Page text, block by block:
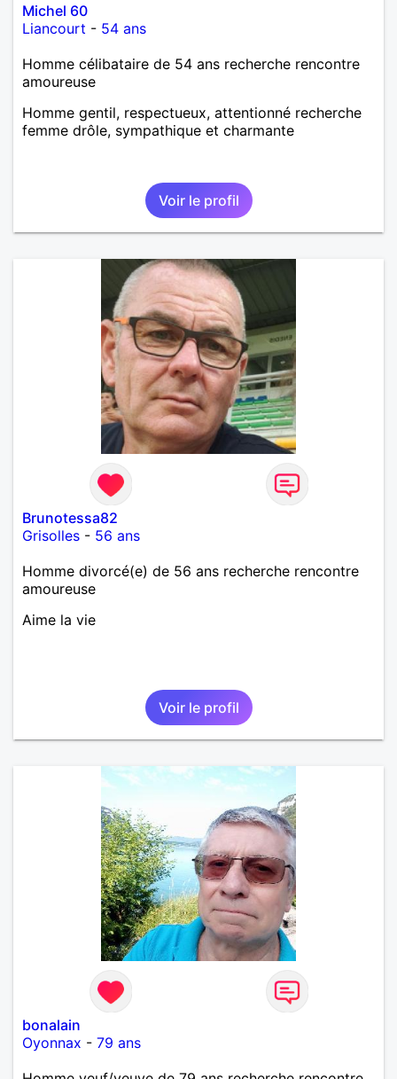
Michel 60
Liancourt - 54 ans
Homme célibataire de 54 ans recherche rencontre
amoureuse
Homme gentil, respectueux, attentionné recherche
femme drôle, sympathique et charmante
Voir le profil
Brunotessa82
Grisolles - 56 ans
Homme divorcé(e) de 56 ans recherche rencontre
amoureuse
Aime la vie
Voir le profil
bonalain
Oyonnax - 79 ans